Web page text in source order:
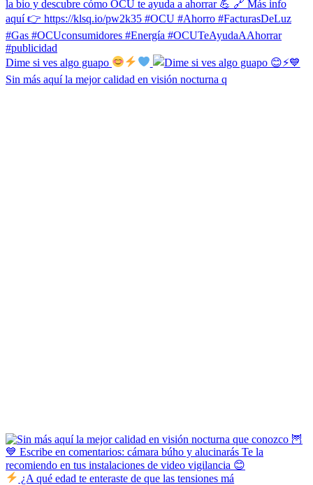
Dime si ves algo guapo
Sin más aquí la mejor calidad en visión nocturna q
¿A qué edad te enteraste de que las tensiones má